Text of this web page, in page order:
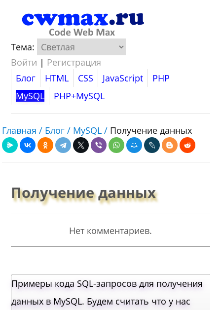
Тема:
Войти | Регистрация
Блог
HTML CSS JavaScript
PHP
MySQL
PHP+MySQL
Главная / Блог / MySQL / Получение данных
Получение данных
Нет комментариев.
Примеры кода SQL-запросов для получения
данных в MySQL. Будем считать что у нас